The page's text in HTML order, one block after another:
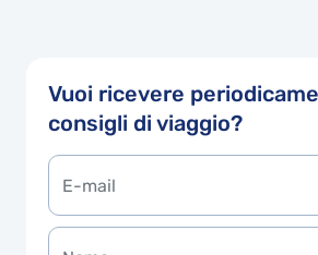
Vuoi ricevere
consigli di viaggio?